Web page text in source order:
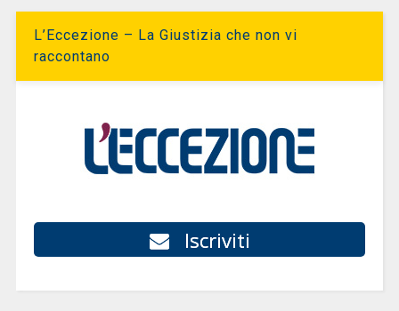
L’Eccezione – La Giustizia che non vi
raccontano
Iscriviti